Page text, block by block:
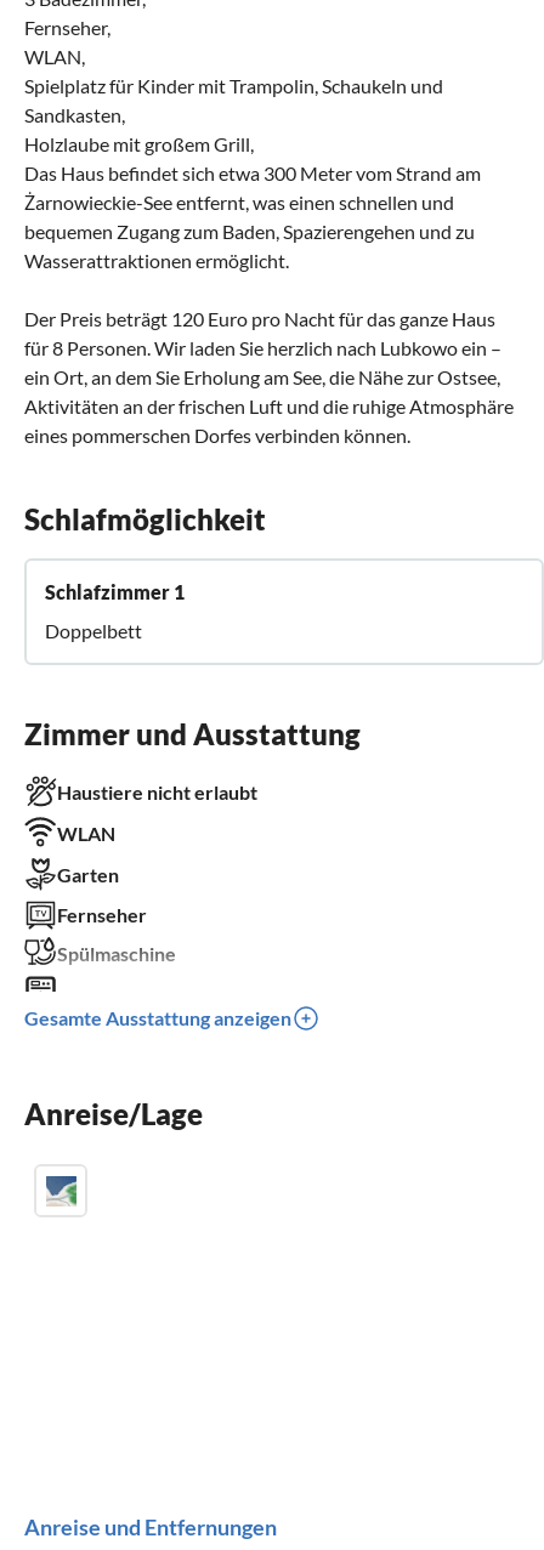
Fernseher,
WLAN,
Spielplatz für Kinder mit Trampolin, Schaukeln und
Sandkasten,
Holzlaube mit großem Grill,
Das Haus befindet sich etwa 300 Meter vom Strand am
Żarnowieckie-See entfernt, was einen schnellen und
bequemen Zugang zum Baden, Spazierengehen und zu
Wasserattraktionen ermöglicht.
Der Preis beträgt 120 Euro pro Nacht für das ganze Haus
für 8 Personen. Wir laden Sie herzlich nach Lubkowo ein –
ein Ort, an dem Sie Erholung am See, die Nähe zur Ostsee,
Aktivitäten an der frischen Luft und die ruhige Atmosphäre
eines pommerschen Dorfes verbinden können.
Schlafmöglichkeit
Schlafzimmer 1
Doppelbett
Zimmer und Ausstattung
Haustiere nicht erlaubt
WLAN
Garten
Fernseher
Spülmaschine
Parkplatz
Gesamte Ausstattung anzeigen
Anreise/Lage
Anreise und Entfernungen